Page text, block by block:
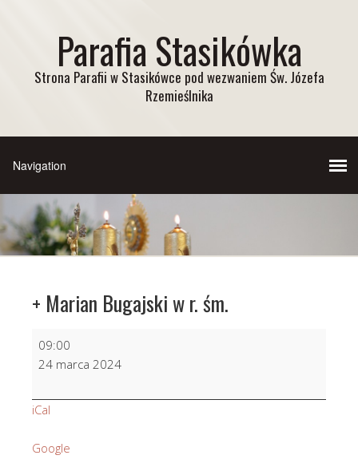
Parafia Stasikówka
Strona Parafii w Stasikówce pod wezwaniem Św. Józefa
Rzemieślnika
+ Marian Bugajski w r. śm.
Marian
r.
09:00
24 marca 2024
iCal
Google